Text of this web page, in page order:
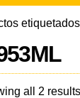
etiquetados
all 2 results